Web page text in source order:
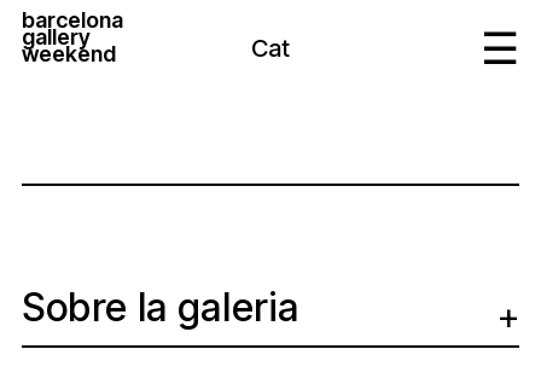
barcelona
gallery
weekend Cat
Sobre la galeria